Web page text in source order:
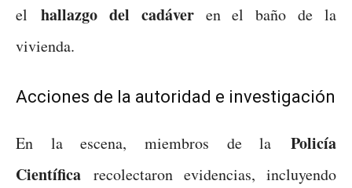
el hallazgo del cadáveren el baño de la
vivienda.
Acciones de la autoridad e investigación
En la escena, miembros de la Policía
Científica recolectaron evidencias, incluyendo